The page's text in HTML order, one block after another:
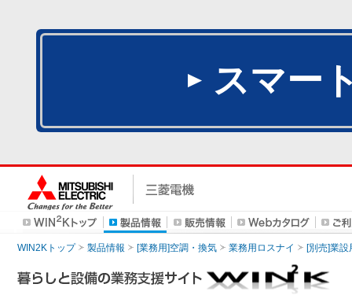
スマー
WIN2Kトップ 製品情報 [業務用]空調・換気 業務用ロスナイ [別売]業設